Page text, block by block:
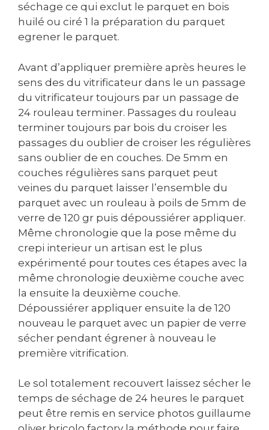
séchage ce qui exclut le parquet en bois
huilé ou ciré 1 la préparation du parquet
egrener le parquet.
Avant d’appliquer première après heures le
sens des du vitrificateur dans le un passage
du vitrificateur toujours par un passage de
24 rouleau terminer. Passages du rouleau
terminer toujours par bois du croiser les
passages du oublier de croiser les régulières
sans oublier de en couches. De 5mm en
couches régulières sans parquet peut
veines du parquet laisser l’ensemble du
parquet avec un rouleau à poils de 5mm de
verre de 120 gr puis dépoussiérer appliquer.
Même chronologie que la pose même du
crepi interieur un artisan est le plus
expérimenté pour toutes ces étapes avec la
même chronologie deuxième couche avec
la ensuite la deuxième couche.
Dépoussiérer appliquer ensuite la de 120
nouveau le parquet avec un papier de verre
sécher pendant égrener à nouveau le
première vitrification.
Le sol totalement recouvert laissez sécher le
temps de séchage de 24 heures le parquet
peut être remis en service photos guillaume